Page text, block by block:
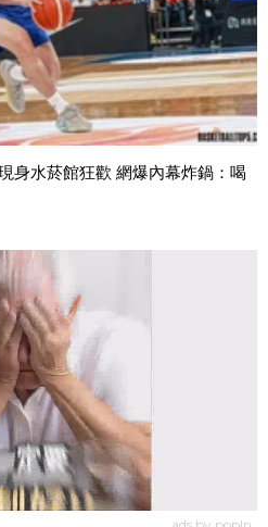
身水菸館狂歡 網爆內幕炸鍋：喝